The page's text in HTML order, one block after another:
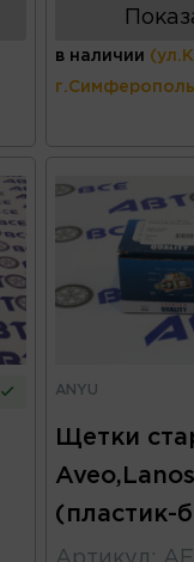
в наличии
ANYU
Щетки
(пластик-
Артикул :